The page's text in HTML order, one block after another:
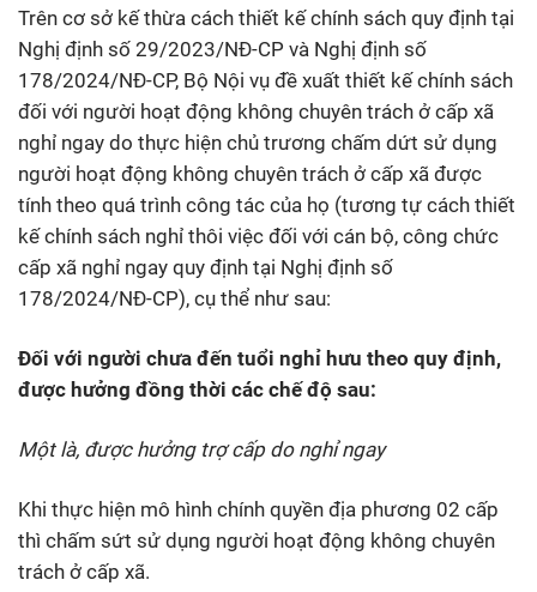
Trên cơ sở kế thừa cách thiết kế chính sách quy định tại
Nghị định số 29/2023/NĐ-CP và Nghị định số
178/2024/NĐ-CP, Bộ Nội vụ đề xuất thiết kế chính sách
đối với người hoạt động không chuyên trách ở cấp xã
nghỉ ngay do thực hiện chủ trương chấm dứt sử dụng
người hoạt động không chuyên trách ở cấp xã được
tính theo quá trình công tác của họ (tương tự cách thiết
kế chính sách nghỉ thôi việc đối với cán bộ, công chức
cấp xã nghỉ ngay quy định tại Nghị định số
178/2024/NĐ-CP), cụ thể như sau:
Đối với người chưa đến tuổi nghỉ hưu theo quy định,
được hưởng đồng thời các chế độ sau:
Một là, được hưởng trợ cấp do nghỉ ngay
Khi thực hiện mô hình chính quyền địa phương 02 cấp
thì chấm sứt sử dụng người hoạt động không chuyên
trách ở cấp xã.